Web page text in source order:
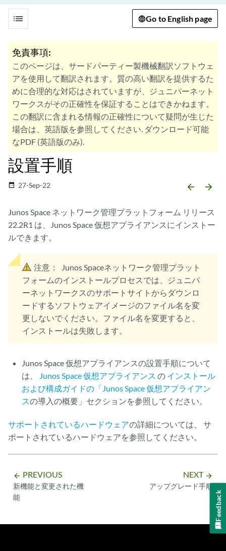
list Go to English page
免責事項:
このページは、サードパーティー製機械翻訳ソフトウェ
アを使用して翻訳されます。質の高い翻訳を提供するた
めに合理的な対応はされていますが、ジュニパーネット
ワークスがその正確性を保証することはできかねます。
この翻訳に含まれる情報の正確性について疑問が生じた
場合は、英語版を参照してください. ダウンロード可能
なPDF (英語版のみ).
設置手順
date_range 27-Sep-22 arrow_backward arrow_forward
Junos Space ネットワーク管理プラットフォーム リリース
22.2R1 は、Junos Space 仮想アプライアンスにインストー
ルできます。
注意：
Junos Spaceネットワーク管理プラット
フォームのインストールプロセスでは、ジュニパ
ーネットワークスのサポートサイトからダウンロ
ードするソフトウェアイメージのファイル名を変
更しないでください。ファイル名を変更すると、
インストールは失敗します。
Junos Space 仮想アプライアンスの設置手順について
は、 Junos Space 仮想アプライアンス の インストール
および構成ガイドの「Junos Space 仮想アプライアン
スの導入の概要」セクションを参照してください。
サポートされているハードウェアの詳細については、 サ
ポートされているハードウェアを参照してください。
arrow_backward PREVIOUS
新機能と変更された機
能
NEXT arrow_forward
アップグレード手順
Feedback